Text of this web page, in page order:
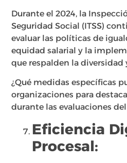
Durante el 2024, la
Seguridad Social (ITSS)
evaluar las políticas de
equidad salarial y la
que respalden la diversidad
¿Qué medidas específicas
organizaciones para
durante las evaluaciones del
Eficiencia
Procesal: